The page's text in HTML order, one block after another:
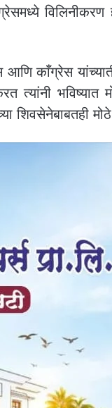
आणि काँग्रेस
भविष्यात
शिवसेनेबाबतही